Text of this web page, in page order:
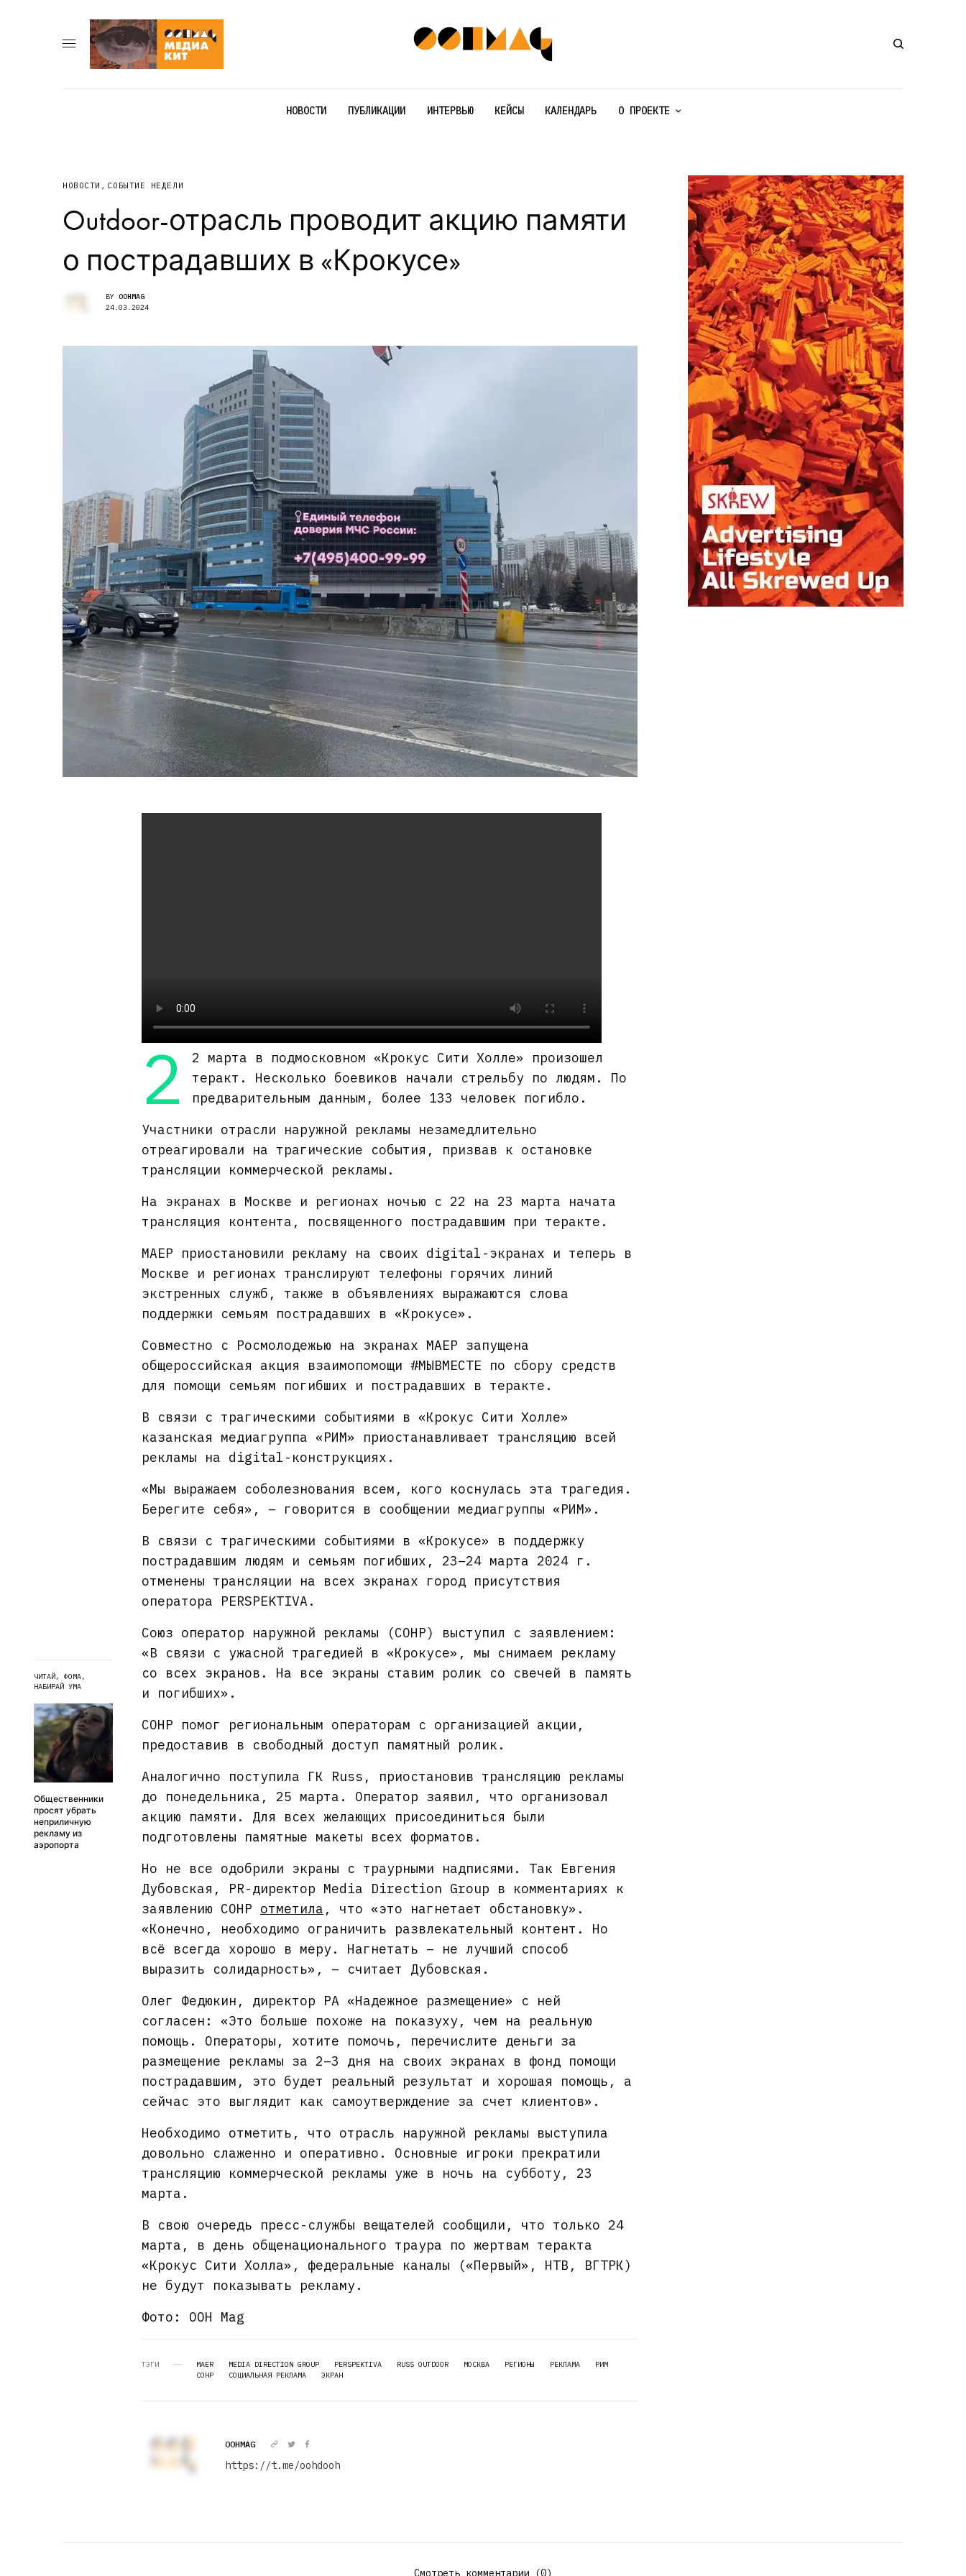
НОВОСТИ ПУБЛИКАЦИИ ИНТЕРВЬЮ КЕЙСЫ КАЛЕНДАРЬ О ПРОЕКТЕ
НОВОСТИ , СОБЫТИЕ НЕДЕЛИ
Outdoor-отрасль проводит акцию памяти
о пострадавших в «Крокусе»
BY OOHMAG
24.03.2024
ЧИТАЙ, ФОМА,
НАБИРАЙ УМА
Общественники
просят убрать
неприличную
рекламу из
аэропорта
2
2 марта в подмосковном «Крокус Сити Холле» произошел
теракт. Несколько боевиков начали стрельбу по людям. По
предварительным данным, более 133 человек погибло.
Участники отрасли наружной рекламы незамедлительно
отреагировали на трагические события, призвав к остановке
трансляции коммерческой рекламы.
На экранах в Москве и регионах ночью с 22 на 23 марта начата
трансляция контента, посвященного пострадавшим при теракте.
МАЕР приостановили рекламу на своих digital-экранах и теперь в
Москве и регионах транслируют телефоны горячих линий
экстренных служб, также в объявлениях выражаются слова
поддержки семьям пострадавших в «Крокусе».
Совместно с Росмолодежью на экранах МАЕР запущена
общероссийская акция взаимопомощи #МЫВМЕСТЕ по сбору средств
для помощи семьям погибших и пострадавших в теракте.
В связи с трагическими событиями в «Крокус Сити Холле»
казанская медиагруппа «РИМ» приостанавливает трансляцию всей
рекламы на digital-конструкциях.
«Мы выражаем соболезнования всем, кого коснулась эта трагедия.
Берегите себя», – говорится в сообщении медиагруппы «РИМ».
В связи с трагическими событиями в «Крокусе» в поддержку
пострадавшим людям и семьям погибших, 23–24 марта 2024 г.
отменены трансляции на всех экранах город присутствия
оператора PERSPEKTIVA.
Союз оператор наружной рекламы (СОНР) выступил с заявлением:
«В связи с ужасной трагедией в «Крокусе», мы снимаем рекламу
со всех экранов. На все экраны ставим ролик со свечей в память
и погибших».
СОНР помог региональным операторам с организацией акции,
предоставив в свободный доступ памятный ролик.
Аналогично поступила ГК Russ, приостановив трансляцию рекламы
до понедельника, 25 марта. Оператор заявил, что организовал
акцию памяти. Для всех желающих присоединиться были
подготовлены памятные макеты всех форматов.
Но не все одобрили экраны с траурными надписями. Так Евгения
Дубовская, PR-директор Media Direction Group в комментариях к
заявлению СОНР отметила , что «это нагнетает обстановку».
«Конечно, необходимо ограничить развлекательный контент. Но
всё всегда хорошо в меру. Нагнетать – не лучший способ
выразить солидарность», – считает Дубовская.
Олег Федюкин, директор РА «Надежное размещение» с ней
согласен: «Это больше похоже на показуху, чем на реальную
помощь. Операторы, хотите помочь, перечислите деньги за
размещение рекламы за 2–3 дня на своих экранах в фонд помощи
пострадавшим, это будет реальный результат и хорошая помощь, а
сейчас это выглядит как самоутверждение за счет клиентов».
Необходимо отметить, что отрасль наружной рекламы выступила
довольно слаженно и оперативно. Основные игроки прекратили
трансляцию коммерческой рекламы уже в ночь на субботу, 23
марта.
В свою очередь пресс-службы вещателей сообщили, что только 24
марта, в день общенационального траура по жертвам теракта
«Крокус Сити Холла», федеральные каналы («Первый», НТВ, ВГТРК)
не будут показывать рекламу.
Фото: OOH Mag
ТЭГИ MAER MEDIA DIRECTION GROUP PERSPEKTIVA RUSS OUTDOOR МОСКВА РЕГИОНЫ РЕКЛАМА
РИМ
СОНР
СОЦИАЛЬНАЯ РЕКЛАМА ЭКРАН
OOHMAG
https://t.me/oohdooh
Смотреть комментарии (0)